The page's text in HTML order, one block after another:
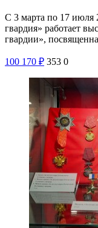
С 3 марта по 17 июля
гвардия» работает
гвардии»,
100 170 ₽ 353 0